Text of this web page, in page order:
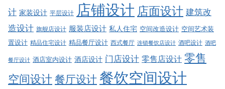
计 家装设计 平层设计 店铺设计 店面设计 建筑改
造设计 旗舰店设计 服装店设计 私人住宅 空间改造设计 空间艺术装
置设计 精品住宅设计 精品餐厅设计 西式餐厅 连锁餐饮店设计 酒吧设计 酒吧
餐厅设计 酒店室内设计 酒店设计 门店设计 零售店设计 零售
空间设计餐厅设计 餐饮空间设计